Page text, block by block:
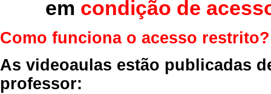
em condição de
Como funciona o acesso restrito?
As videoaulas estão publicadas
professor: